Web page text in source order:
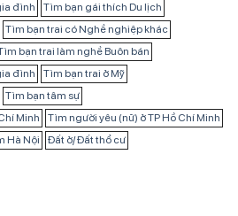
đình
Tìm bạn gái thích Du lịch
Tìm bạn trai có Nghề nghiệp khác
bạn trai làm nghề Buôn bán
đình
Tìm bạn trai ở Mỹ
Tìm bạn tâm sự
Minh
Tìm người yêu (nữ) ở TP Hồ Chí Minh
Hà Nội Đất ở/ Đất thổ cư